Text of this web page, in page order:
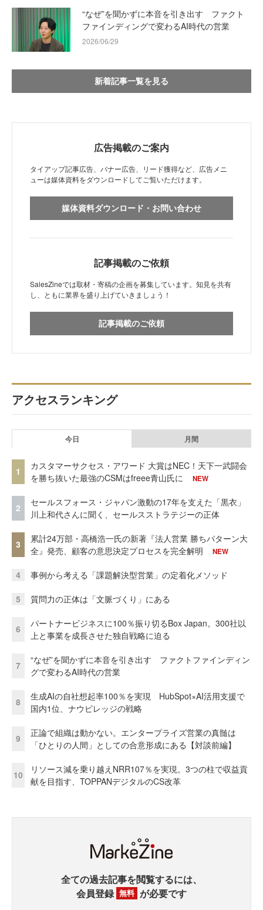
“なぜ”を聞かずに本音を引き出す ファクト
ファインディングで変わるAI時代の営業
2026/06/29
新着記事一覧を見る
広告掲載のご案内
タイアップ記事広告、バナー広告、リード獲得など、広告メニ
ューは媒体資料をダウンロードしてご覧いただけます。
媒体資料ダウンロード・お問い合わせ
記事掲載のご依頼
SalesZineでは取材・寄稿の企画を募集しています。知見を共有
し、ともに業界を盛り上げていきましょう！
記事掲載のご依頼
アクセスランキング
今日 月間
1
カスタマーサクセス・アワード 大賞はNEC！天下一武闘会
を勝ち抜いた最強のCSMはfreee青山氏に
NEW
2
セールスフォース・ジャパン激動の17年を支えた「黒衣」
川上和代さんに聞く、セールスストラテジーの正体
3
累計24万部・高橋浩一氏の新著『法人営業 勝ちパターン大
全』発売、顧客の意思決定プロセスを完全解明
NEW
4 事例から考える「課題解決型営業」の定着化メソッド
5 質問力の正体は「文脈づくり」にある
6
パートナービジネスに100％振り切るBox Japan。300社以
上と事業を成長させた独自戦略に迫る
7
“なぜ”を聞かずに本音を引き出す ファクトファインディン
グで変わるAI時代の営業
8
生成AIの自社想起率100％を実現 HubSpot×AI活用支援で
国内1位、ナウビレッジの戦略
9
正論で組織は動かない。エンタープライズ営業の真髄は
「ひとりの人間」としての合意形成にある【対談前編】
10
リソース減を乗り越えNRR107％を実現。3つの柱で収益貢
献を目指す、TOPPANデジタルのCS改革
全ての過去記事を閲覧するには、
会員登録 無料 が必要です